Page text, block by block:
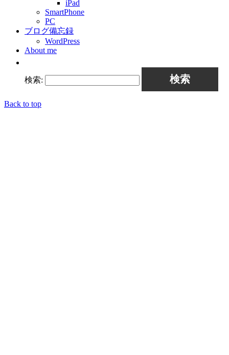
iPad
SmartPhone
PC
ブログ備忘録
WordPress
About me
検索:
Back to top